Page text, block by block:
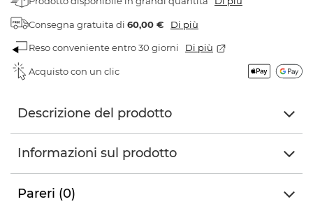
Consegna gratuita di 60,00 € Di più
Reso conveniente entro 30 giorni Di più
Acquisto con un clic
Descrizione del prodotto
Informazioni sul prodotto
Pareri (0)